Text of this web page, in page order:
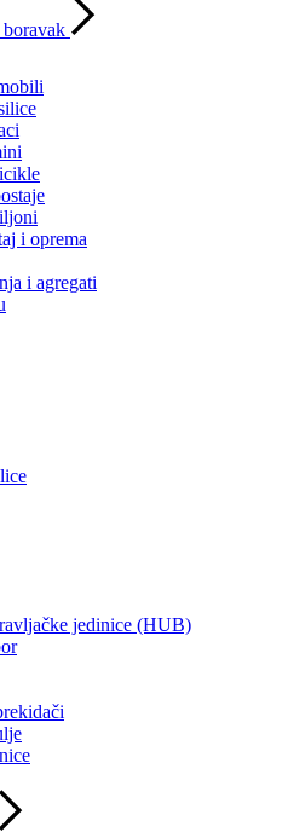
i oprema
i agregati
jedinice (HUB)